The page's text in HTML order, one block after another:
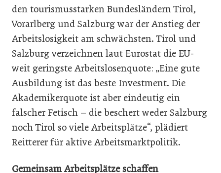
den tourismusstarken Bundesländern Tirol,
Vorarlberg und Salzburg war der Anstieg der
Arbeitslosigkeit am schwächsten. Tirol und
Salzburg verzeichnen laut Eurostat die EU-
weit geringste Arbeitslosenquote: „Eine gute
Ausbildung ist das beste Investment. Die
Akademikerquote ist aber eindeutig ein
falscher Fetisch – die beschert weder Salzburg
noch Tirol so viele Arbeitsplätze“, plädiert
Reitterer für aktive Arbeitsmarktpolitik.
Gemeinsam Arbeitsplätze schaffen